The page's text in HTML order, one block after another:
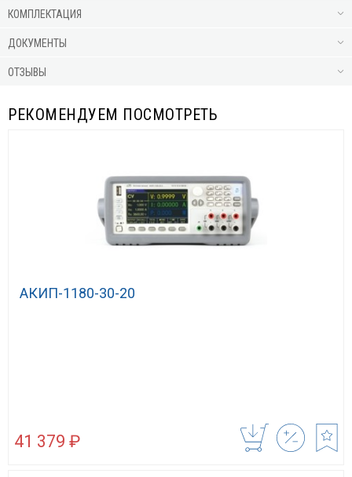
КОМПЛЕКТАЦИЯ
ДОКУМЕНТЫ
ОТЗЫВЫ
РЕКОМЕНДУЕМ ПОСМОТРЕТЬ
АКИП-1180-30-20
41 379 ₽